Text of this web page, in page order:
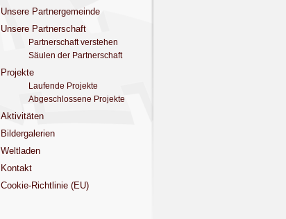
Unsere Partnergemeinde
Unsere Partnerschaft
Partnerschaft verstehen
Säulen der Partnerschaft
Projekte
Laufende Projekte
Abgeschlossene Projekte
Aktivitäten
Bildergalerien
Weltladen
Kontakt
Cookie-Richtlinie (EU)